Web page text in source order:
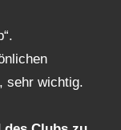
sehr wichtig.